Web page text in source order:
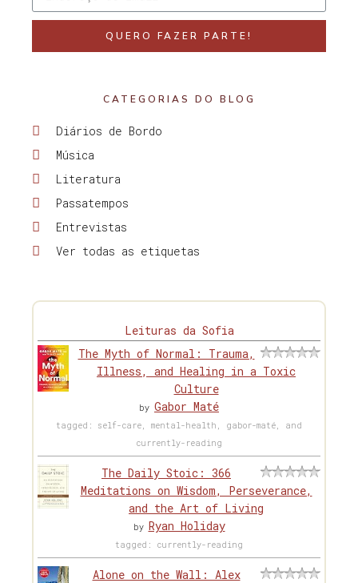
QUERO FAZER PARTE!
CATEGORIAS DO BLOG
Diários de Bordo
Música
Literatura
Passatempos
Entrevistas
Ver todas as etiquetas
Leituras da Sofia
The Myth of Normal: Trauma,
Illness, and Healing in a Toxic
Culture
by Gabor Maté
tagged: self-care, mental-health, gabor-maté, and
currently-reading
The Daily Stoic: 366
Meditations on Wisdom, Perseverance,
and the Art of Living
by Ryan Holiday
tagged: currently-reading
Alone on the Wall: Alex